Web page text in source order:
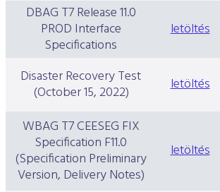
DBAG T7 Release 11.0
PROD Interface
Specifications
letöltés
Disaster Recovery Test
(October 15, 2022) letöltés
WBAG T7 CEESEG FIX
Specification F11.0
(Specification Preliminary
Version, Delivery Notes)
letöltés